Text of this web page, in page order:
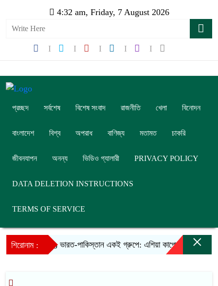
4:32 am, Friday, 7 August 2026
প্রচ্ছদ সর্বশেষ বিশেষ সংবাদ রাজনীতি খেলা বিনোদন
বাংলাদেশ বিশ্ব অপরাধ বাণিজ্য মতামত চাকরি
জীবনযাপন অনন্য ভিডিও গ্যালারী PRIVACY POLICY
DATA DELETION INSTRUCTIONS
TERMS OF SERVICE
শিরোনাম : ভারত-পাকিস্তান একই গ্রুপে: এশিয়া কাপের সূচি চূড়ান্ত
×